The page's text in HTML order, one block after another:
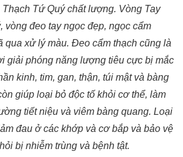
Tứ Quý chất lượng. Vòng Tay
vòng đeo tay ngọc đẹp, ngọc cẩm
qua xử lý màu. Đeo cẩm thạch cũng là
giải phóng năng lượng tiêu cực bị mắc
kinh, tim, gan, thận, túi mật và bàng
giúp loại bỏ độc tố khỏi cơ thể, làm
tiết niệu và viêm bàng quang. Loại
đau ở các khớp và cơ bắp và bảo vệ
bị nhiễm trùng và bệnh tật.